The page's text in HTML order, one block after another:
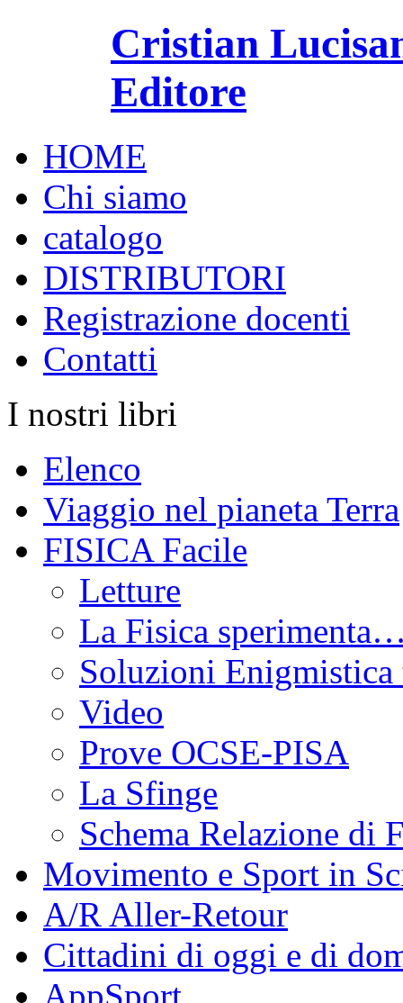
Cristian
Editore
HOME
Chi siamo
catalogo
DISTRIBUTORI
Registrazione docenti
Contatti
I nostri libri
Elenco
Viaggio nel pianeta Terra
FISICA Facile
Letture
La Fisica
Soluzioni Enigmistica
Video
Prove OCSE-PISA
La Sfinge
Schema Relazione di
Movimento e Sport in
A/R Aller-Retour
Cittadini di oggi e di
AppSport